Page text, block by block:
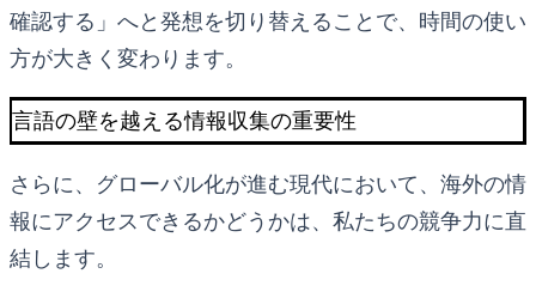
確認する」へと発想を切り替えることで、時間の使い
方が大きく変わります。
言語の壁を越える情報収集の重要性
さらに、グローバル化が進む現代において、海外の情
報にアクセスできるかどうかは、私たちの競争力に直
結します。